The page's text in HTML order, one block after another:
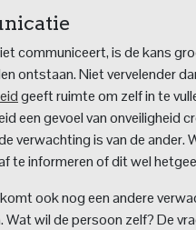
communiceert, is de kans
ontstaan. Niet vervelender
geeft ruimte om zelf in te
een gevoel van onveiligheid
verwachting is van de ander.
te informeren of dit wel
ook nog een andere
wil de persoon zelf? De